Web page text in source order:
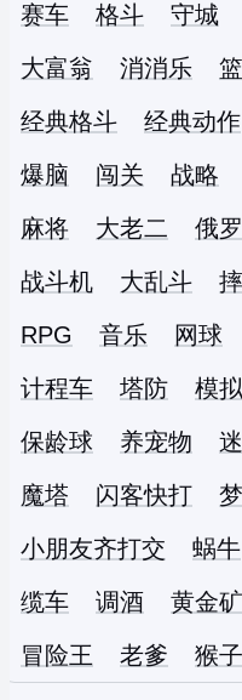
赛车 格斗 守城
大富翁
消消乐
经典格斗
经典动作
爆脑
闯关 战略
麻将
大老二 俄
战斗机
大乱斗
RPG
音乐 网球
计程车
塔防 模拟
保龄球
养宠物
魔塔
闪客快打
小朋友齐打交
蜗牛
缆车
调酒 黄金
冒险王
老爹 猴